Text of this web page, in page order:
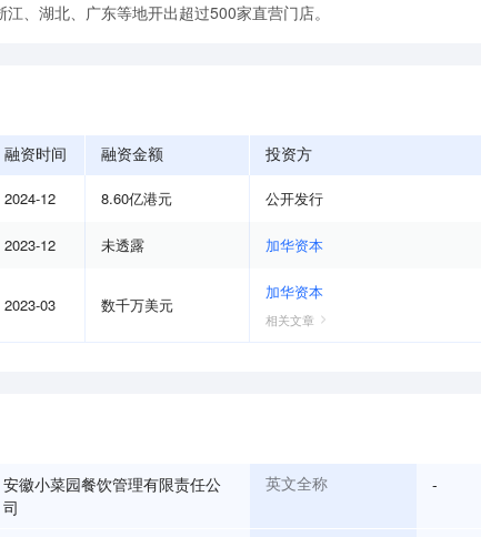
、湖北、广东等地开出超过500家直营门店。
融资时间 融资金额 投资方
2024-12 8.60亿港元 公开发行
2023-12 未透露 加华资本
2023-03 数千万美元
加华资本
相关文章
安徽小菜园餐饮管理有限责任公
司
英文全称 -